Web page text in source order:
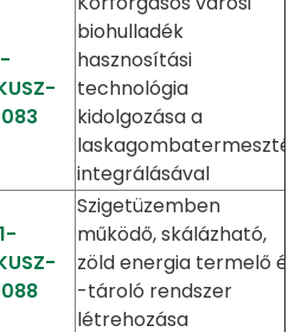
biohulladék
hasznosítási
technológia
kidolgozása a
integrálásával
Szigetüzemben
működő, skálázható,
zöld energia termelő
-tároló rendszer
létrehozása